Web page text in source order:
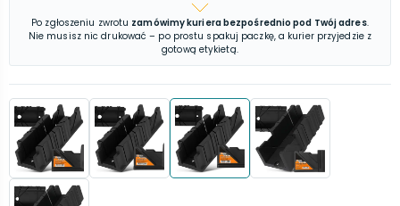
Po zgłoszeniu zwrotu zamówimy kuriera bezpośrednio pod Twój adres.
Nie musisz nic drukować – po prostu spakuj paczkę, a kurier przyjedzie z
gotową etykietą.